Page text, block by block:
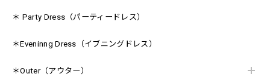
＊ Party Dress（パーティードレス）
＊Eveninng Dress（イブニングドレス）
＊Outer（アウター）